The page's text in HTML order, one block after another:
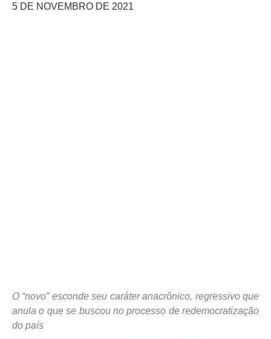
5 DE NOVEMBRO DE 2021
O “novo” esconde seu caráter anacrônico, regressivo que
anula o que se buscou no processo de redemocratização
do país